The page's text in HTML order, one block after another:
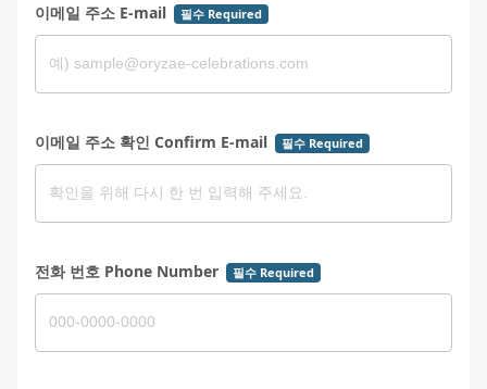
이메일 주소 E-mail 필수 Required
이메일 주소 확인 Confirm E-mail 필수 Required
전화 번호 Phone Number 필수 Required